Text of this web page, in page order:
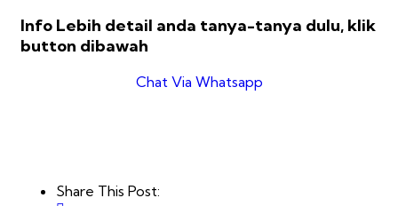
Info Lebih detail anda tanya-tanya dulu, klik
button dibawah
Chat Via Whatsapp
Share This Post: